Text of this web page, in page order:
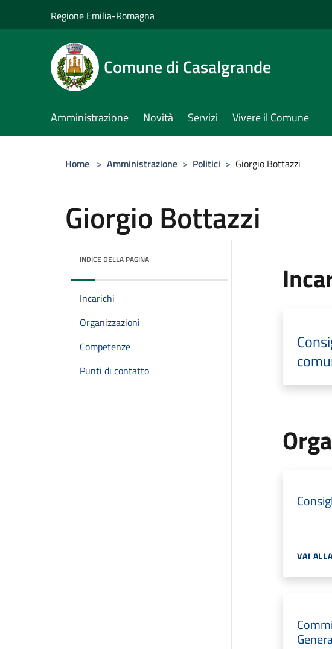
Regione Emilia-Romagna
Comune di Casalgrande
Amministrazione Novità Servizi Vivere il Comune
Home > Amministrazione > Politici > Giorgio Bottazzi
Giorgio Bottazzi
INDICE DELLA PAGINA
Incarichi
Organizzazioni
Competenze
Punti di contatto
VAI